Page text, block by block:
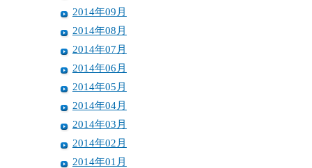
2014年09月
2014年08月
2014年07月
2014年06月
2014年05月
2014年04月
2014年03月
2014年02月
2014年01月